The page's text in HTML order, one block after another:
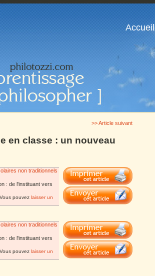
>> Article suivant
en classe : un nouveau
non traditionnels
: de l'instituant vers
pouvez laisser un
non traditionnels
: de l'instituant vers
pouvez laisser un
Accueil